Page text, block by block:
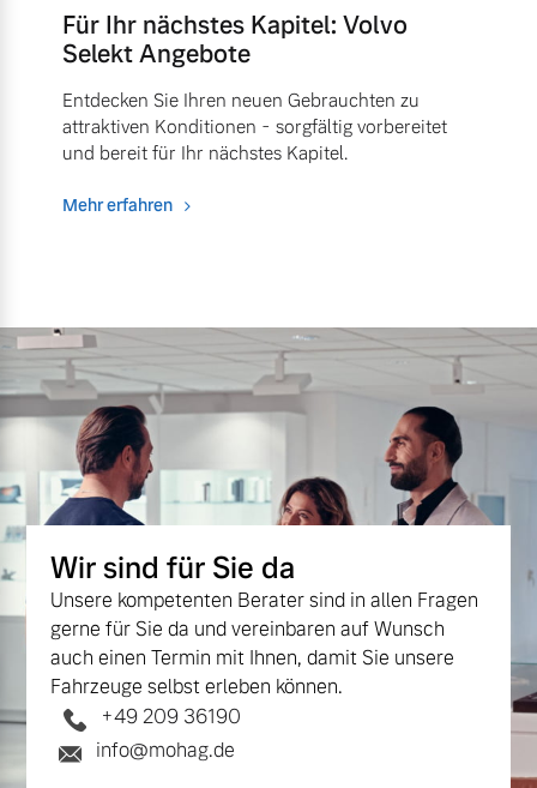
Für Ihr nächstes Kapitel: Volvo
Selekt Angebote
Entdecken Sie Ihren neuen Gebrauchten zu
attraktiven Konditionen - sorgfältig vorbereitet
und bereit für Ihr nächstes Kapitel.
Mehr erfahren
Wir sind für Sie da
Unsere kompetenten Berater sind in allen Fragen
gerne für Sie da und vereinbaren auf Wunsch
auch einen Termin mit Ihnen, damit Sie unsere
Fahrzeuge selbst erleben können.
+49 209 36190
info@mohag.de